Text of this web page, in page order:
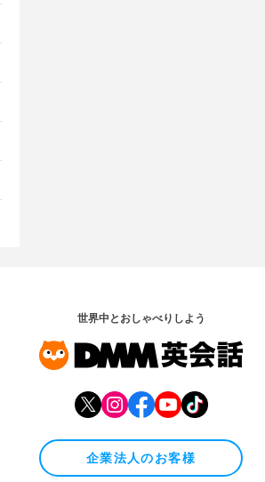
世界中とおしゃべりしよう
企業法人のお客様